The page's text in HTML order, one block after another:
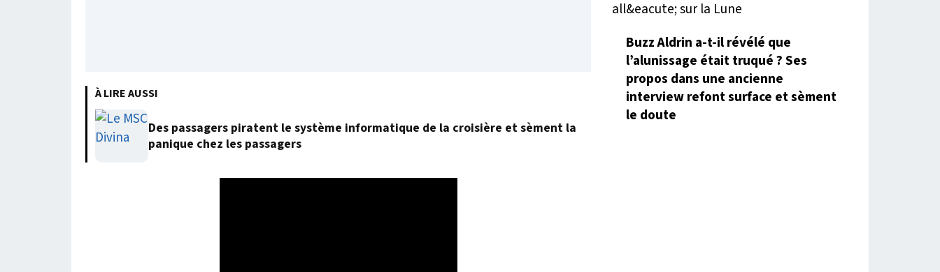
À LIRE AUSSI
Des passagers piratent le système informatique de la croisière et sèment la
panique chez les passagers
Buzz Aldrin a-t-il révélé que
l’alunissage était truqué ? Ses
propos dans une ancienne
interview refont surface et sèment
le doute